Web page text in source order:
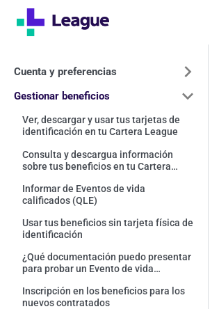
Cuenta y preferencias
Gestionar beneficios
Ver, descargar y usar tus tarjetas de
identificación en tu Cartera League
Consulta y descargua información
sobre tus beneficios en tu Cartera
Informar de Eventos de vida
calificados (QLE)
Usar tus beneficios sin tarjeta física de
identificación
¿Qué documentación puedo presentar
para probar un Evento de vida
Inscripción en los beneficios para los
nuevos contratados